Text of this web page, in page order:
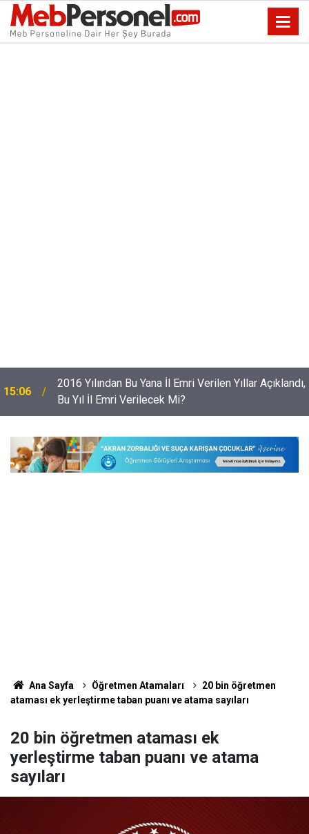
14:28
Risk Grubundaki 9 Bin 842 Çocuk; Sanata ve Spora
Yönlendirildi
Ana Sayfa Öğretmen Atamaları
20 bin öğretmen
ataması ek yerleştirme taban puanı ve atama sayıları
20 bin öğretmen ataması ek
yerleştirme taban puanı ve atama
sayıları